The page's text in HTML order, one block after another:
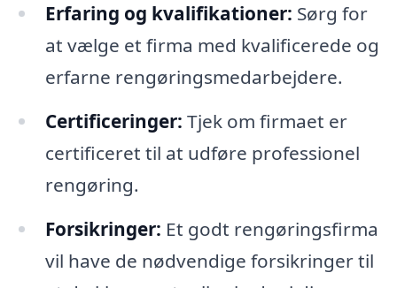
Erfaring og kvalifikationer: Sørg for
at vælge et firma med kvalificerede og
erfarne rengøringsmedarbejdere.
Certificeringer: Tjek om firmaet er
certificeret til at udføre professionel
rengøring.
Forsikringer: Et godt rengøringsfirma
vil have de nødvendige forsikringer til